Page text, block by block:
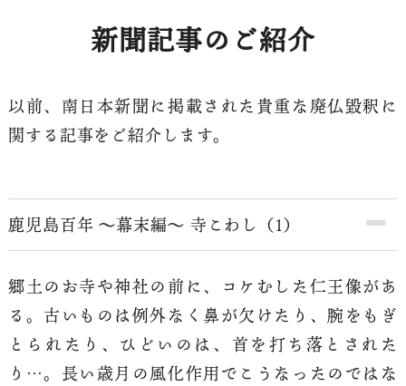
新聞記事のご紹介
以前、南日本新聞に掲載された貴重な廃仏毀釈に
関する記事をご紹介します。
鹿児島百年 ～幕末編～ 寺こわし（1）
郷土のお寺や神社の前に、コケむした仁王像があ
る。古いものは例外なく鼻が欠けたり、腕をもぎ
とられたり、ひどいのは、首を打ち落とされた
り…。長い歳月の風化作用でこうなったのではな